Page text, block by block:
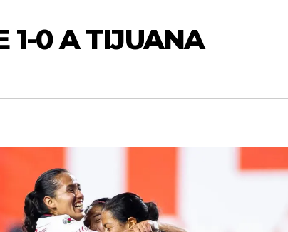
1-0 A TIJUANA